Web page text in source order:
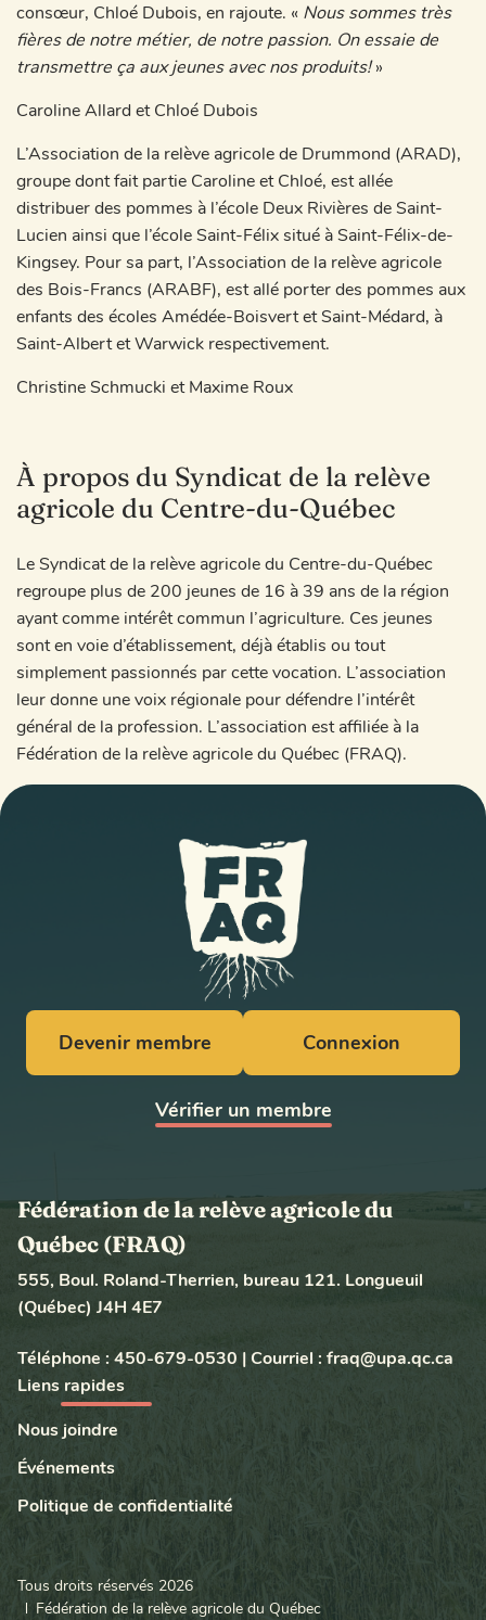
consœur, Chloé Dubois, en rajoute. « Nous sommes très
fières de notre métier, de notre passion. On essaie de
transmettre ça aux jeunes avec nos produits!»
Caroline Allard et Chloé Dubois
L’Association de la relève agricole de Drummond (ARAD),
groupe dont fait partie Caroline et Chloé, est allée
distribuer des pommes à l’école Deux Rivières de Saint-
Lucien ainsi que l’école Saint-Félix situé à Saint-Félix-de-
Kingsey. Pour sa part, l’Association de la relève agricole
des Bois-Francs (ARABF), est allé porter des pommes aux
enfants des écoles Amédée-Boisvert et Saint-Médard, à
Saint-Albert et Warwick respectivement.
Christine Schmucki et Maxime Roux
À propos du Syndicat de la relève
agricole du Centre-du-Québec
Le Syndicat de la relève agricole du Centre-du-Québec
regroupe plus de 200 jeunes de 16 à 39 ans de la région
ayant comme intérêt commun l’agriculture. Ces jeunes
sont en voie d’établissement, déjà établis ou tout
simplement passionnés par cette vocation. L’association
leur donne une voix régionale pour défendre l’intérêt
général de la profession. L’association est affiliée à la
Fédération de la relève agricole du Québec (FRAQ).
Devenir membre Connexion
Vérifier un membre
Fédération de la relève agricole du
Québec (FRAQ)
555, Boul. Roland-Therrien, bureau 121. Longueuil
(Québec) J4H 4E7
Téléphone : 450-679-0530 |Courriel : fraq@upa.qc.ca
Liens rapides
Nous joindre
Événements
Politique de confidentialité
Tous droits réservés 2026
Fédération de la relève agricole du Québec